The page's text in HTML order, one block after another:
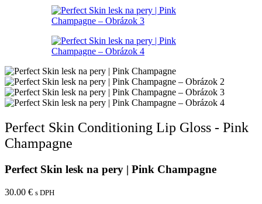
Perfect Skin Conditioning Lip Gloss - Pink
Champagne
Perfect Skin lesk na pery | Pink Champagne
30.00 € s DPH